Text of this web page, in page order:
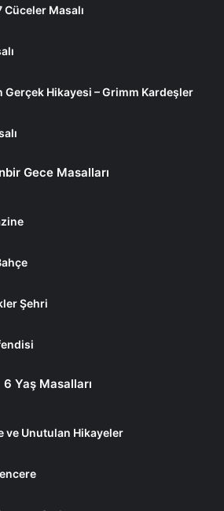
Cüceler Masalı
Gerçek Hikayesi – Grimm Kardeşler
Gece Masalları
Şehri
6 Yaş Masalları
ve Unutulan Hikayeler